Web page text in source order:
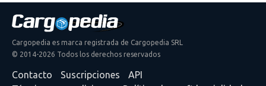
Cargopedia es marca registrada de Cargopedia SRL
© 2014-2026 Todos los derechos reservados
Contacto Suscripciones
API